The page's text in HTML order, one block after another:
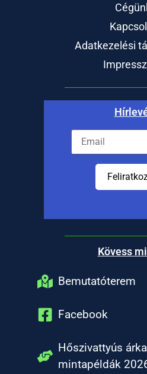
Adatkezelési
Kövess
Bemutatóterem
Facebook
Hőszivattyús
mintapéldák